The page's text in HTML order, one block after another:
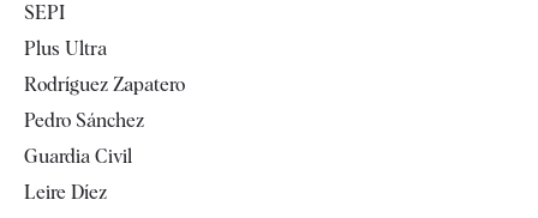
Televisión
SEPI
Plus Ultra
Rodríguez Zapatero
Pedro Sánchez
Guardia Civil
Leire Díez